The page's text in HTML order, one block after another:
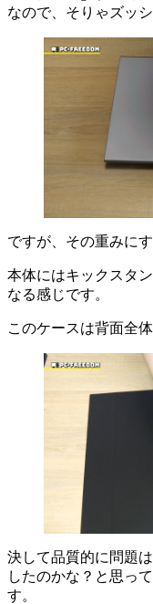
なので、そりゃズッシ
ですが、 その重みに
本体にはキックスタ
なる感じです。
このケースは背面全
決して品質的に問題
したのかな？と思っ
す。